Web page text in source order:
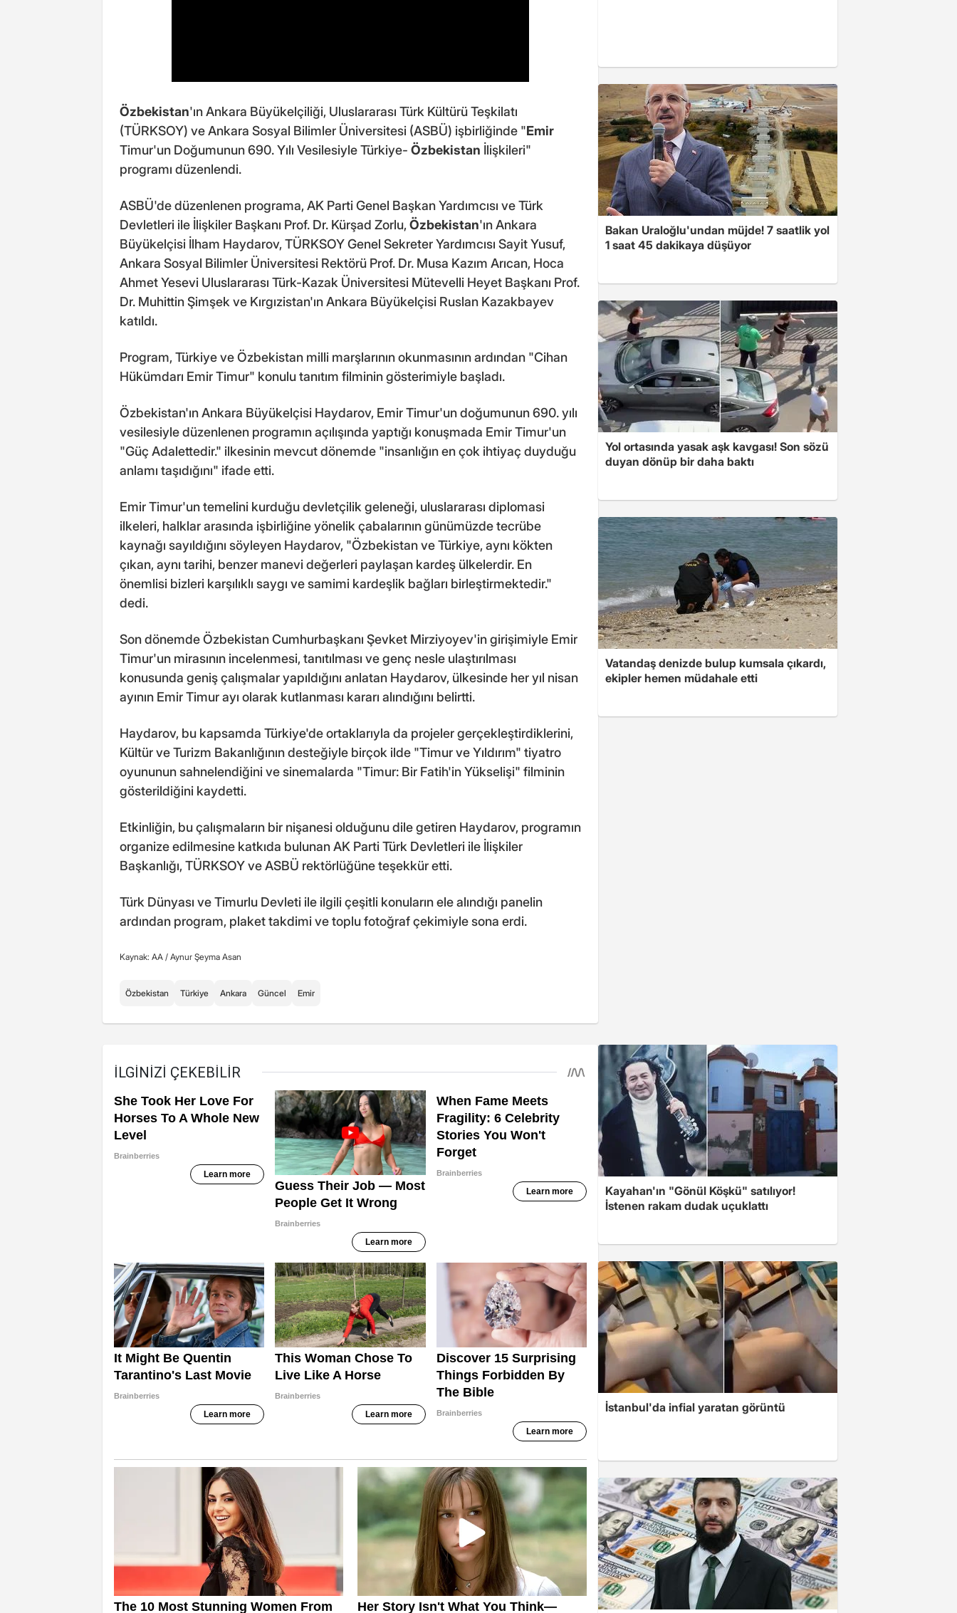
Özbekistan'ın Ankara Büyükelçiliği, Uluslararası Türk Kültürü Teşkilatı
(TÜRKSOY) ve Ankara Sosyal Bilimler Üniversitesi (ASBÜ) işbirliğinde "Emir
Timur'un Doğumunun 690. Yılı Vesilesiyle Türkiye- Özbekistan İlişkileri"
programı düzenlendi.
ASBÜ'de düzenlenen programa, AK Parti Genel Başkan Yardımcısı ve Türk
Devletleri ile İlişkiler Başkanı Prof. Dr. Kürşad Zorlu,Özbekistan'ın Ankara
Büyükelçisi İlham Haydarov, TÜRKSOY Genel Sekreter Yardımcısı Sayit Yusuf,
Ankara Sosyal Bilimler Üniversitesi Rektörü Prof. Dr. Musa Kazım Arıcan, Hoca
Ahmet Yesevi Uluslararası Türk-Kazak Üniversitesi Mütevelli Heyet Başkanı Prof.
Dr. Muhittin Şimşek ve Kırgızistan'ın Ankara Büyükelçisi Ruslan Kazakbayev
katıldı.
Program, Türkiye ve Özbekistan milli marşlarının okunmasının ardından "Cihan
Hükümdarı Emir Timur" konulu tanıtım filminin gösterimiyle başladı.
Özbekistan'ın Ankara Büyükelçisi Haydarov, Emir Timur'un doğumunun 690. yılı
vesilesiyle düzenlenen programın açılışında yaptığı konuşmada Emir Timur'un
"Güç Adalettedir." ilkesinin mevcut dönemde "insanlığın en çok ihtiyaç duyduğu
anlamı taşıdığını" ifade etti.
Emir Timur'un temelini kurduğu devletçilik geleneği, uluslararası diplomasi
ilkeleri, halklar arasında işbirliğine yönelik çabalarının günümüzde tecrübe
kaynağı sayıldığını söyleyen Haydarov, "Özbekistan ve Türkiye, aynı kökten
çıkan, aynı tarihi, benzer manevi değerleri paylaşan kardeş ülkelerdir. En
önemlisi bizleri karşılıklı saygı ve samimi kardeşlik bağları birleştirmektedir."
dedi.
Son dönemde Özbekistan Cumhurbaşkanı Şevket Mirziyoyev'in girişimiyle Emir
Timur'un mirasının incelenmesi, tanıtılması ve genç nesle ulaştırılması
konusunda geniş çalışmalar yapıldığını anlatan Haydarov, ülkesinde her yıl nisan
ayının Emir Timur ayı olarak kutlanması kararı alındığını belirtti.
Haydarov, bu kapsamda Türkiye'de ortaklarıyla da projeler gerçekleştirdiklerini,
Kültür ve Turizm Bakanlığının desteğiyle birçok ilde "Timur ve Yıldırım" tiyatro
oyununun sahnelendiğini ve sinemalarda "Timur: Bir Fatih'in Yükselişi" filminin
gösterildiğini kaydetti.
Etkinliğin, bu çalışmaların bir nişanesi olduğunu dile getiren Haydarov, programın
organize edilmesine katkıda bulunan AK Parti Türk Devletleri ile İlişkiler
Başkanlığı, TÜRKSOY ve ASBÜ rektörlüğüne teşekkür etti.
Türk Dünyası ve Timurlu Devleti ile ilgili çeşitli konuların ele alındığı panelin
ardından program, plaket takdimi ve toplu fotoğraf çekimiyle sona erdi.
Kaynak: AA / Aynur Şeyma Asan
Özbekistan Türkiye Ankara Güncel Emir
Bakan Uraloğlu'undan müjde! 7 saatlik yol
1 saat 45 dakikaya düşüyor
Yol ortasında yasak aşk kavgası! Son sözü
duyan dönüp bir daha baktı
Vatandaş denizde bulup kumsala çıkardı,
ekipler hemen müdahale etti
Kayahan'ın "Gönül Köşkü" satılıyor!
İstenen rakam dudak uçuklattı
İstanbul'da infial yaratan görüntü